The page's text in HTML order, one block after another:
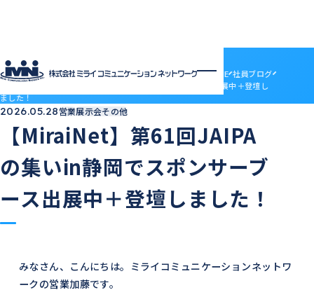
企業情報
企業情報トップ
会社概要
電子決済等代行業について
沿革
アクセス
サービス
サービストップ
MRS
ドメインセンター
LGWAN接続サービス
受発注管理アプリ「惣菜EX」
国際標準デジタルインボイス対応「PeppoLink」
採用情報
採用情報トップ
ABOUT MIRAI
INTERVIEW
ENTRY
社員ブログ
アクセス
契約約款
他社商標について
社員ブログ
HOME 社員ブログ
【MiraiNet】第61回JAIPAの集いin静岡でスポンサーブース出展中＋登壇し
ました！
2026.05.28営業展示会その他
【MiraiNet】第61回JAIPA
の集いin静岡でスポンサーブ
ース出展中＋登壇しました！
みなさん、こんにちは。ミライコミュニケーションネットワ
ークの営業加藤です。